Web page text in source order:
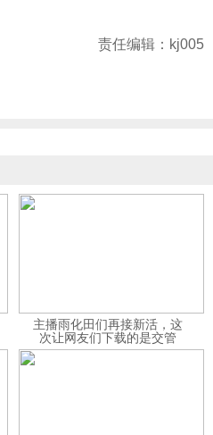
责任编辑：kj005
主播雨化田们再接新活，这
次让网友们下载的是交管
12123APP